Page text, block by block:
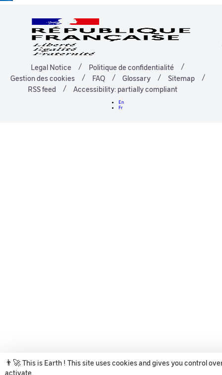
👨‍🚀 This is Earth ! This site uses cookies and gives you control
activate.
Legal Notice
Politique de confidentialité
Gestion des cookies
FAQ Glossary
Sitemap
RSS feed
Accessibility: partially compliant
En
Fr